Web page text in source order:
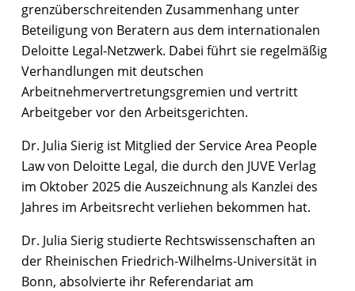
grenzüberschreitenden Zusammenhang unter
Beteiligung von Beratern aus dem internationalen
Deloitte Legal-Netzwerk. Dabei führt sie regelmäßig
Verhandlungen mit deutschen
Arbeitnehmervertretungsgremien und vertritt
Arbeitgeber vor den Arbeitsgerichten.
Dr. Julia Sierig ist Mitglied der Service Area People
Law von Deloitte Legal, die durch den JUVE Verlag
im Oktober 2025 die Auszeichnung als Kanzlei des
Jahres im Arbeitsrecht verliehen bekommen hat.
Dr. Julia Sierig studierte Rechtswissenschaften an
der Rheinischen Friedrich-Wilhelms-Universität in
Bonn, absolvierte ihr Referendariat am